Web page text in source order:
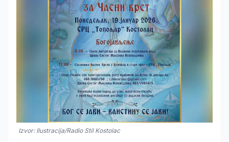
Izvor: Ilustracija/Radio Stil Kostolac